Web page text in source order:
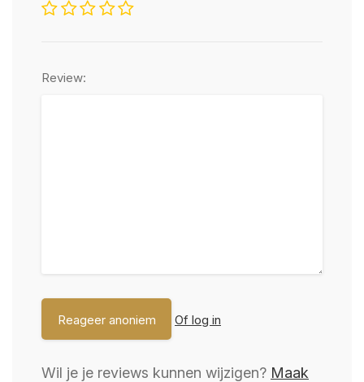
Review:
Of log in
Wil je je reviews kunnen wijzigen? Maak